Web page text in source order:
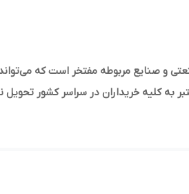
و صنایع مربوطه مفتخر است که
به کلیه خریداران در سراسر کشور تحویل